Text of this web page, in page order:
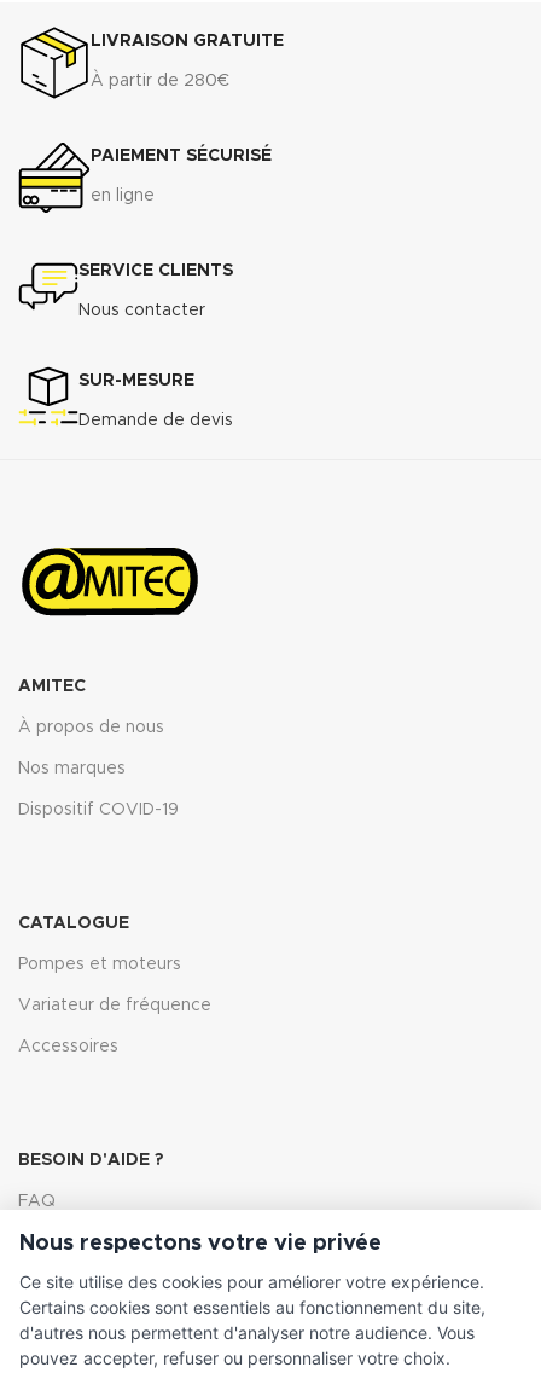
LIVRAISON GRATUITE
À partir de 280€
PAIEMENT SÉCURISÉ
en ligne
SERVICE CLIENTS
Nous contacter
SUR-MESURE
Demande de devis
AMITEC
À propos de nous
Nos marques
Dispositif COVID-19
CATALOGUE
Pompes et moteurs
Variateur de fréquence
Accessoires
BESOIN D'AIDE ?
FAQ
Lexique
Comment choisir ma pompe
Nous respectons votre vie privée
Ce site utilise des cookies pour améliorer votre expérience.
Certains cookies sont essentiels au fonctionnement du site,
d'autres nous permettent d'analyser notre audience. Vous
pouvez accepter, refuser ou personnaliser votre choix.